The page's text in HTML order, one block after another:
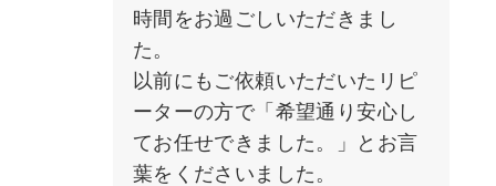
時間をお過ごしいただきまし
た。
以前にもご依頼いただいたリピ
ーターの方で「希望通り安心し
てお任せできました。」とお言
葉をくださいました。